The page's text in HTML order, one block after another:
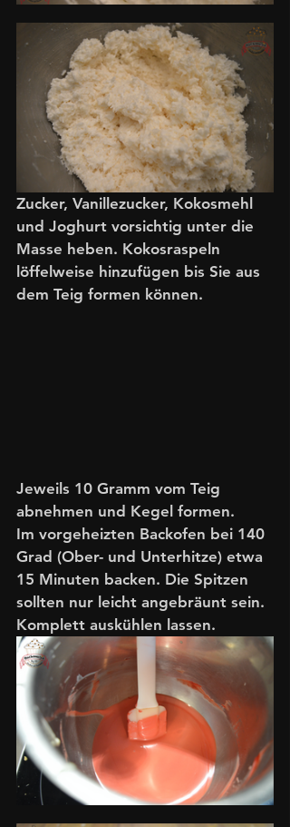
Zucker, Vanillezucker, Kokosmehl
und Joghurt vorsichtig unter die
Masse heben. Kokosraspeln
löffelweise hinzufügen bis Sie aus
dem Teig formen können.
Jeweils 10 Gramm vom Teig
abnehmen und Kegel formen.
Im vorgeheizten Backofen bei 140
Grad (Ober- und Unterhitze) etwa
15 Minuten backen. Die Spitzen
sollten nur leicht angebräunt sein.
Komplett auskühlen lassen.